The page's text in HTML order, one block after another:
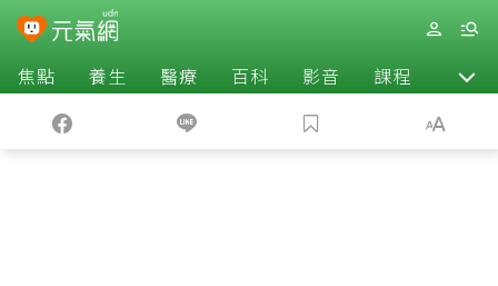
焦點 養生 醫療 百科 影音 課程 退休